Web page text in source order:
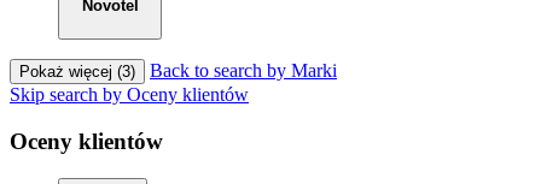
Novotel
Pokaż więcej (3)
Back to search by Marki
Skip search by Oceny klientów
Oceny klientów